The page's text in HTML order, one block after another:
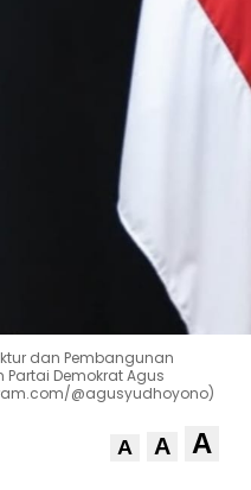
dan Pembangunan
Demokrat Agus
@agusyudhoyono)
A A A